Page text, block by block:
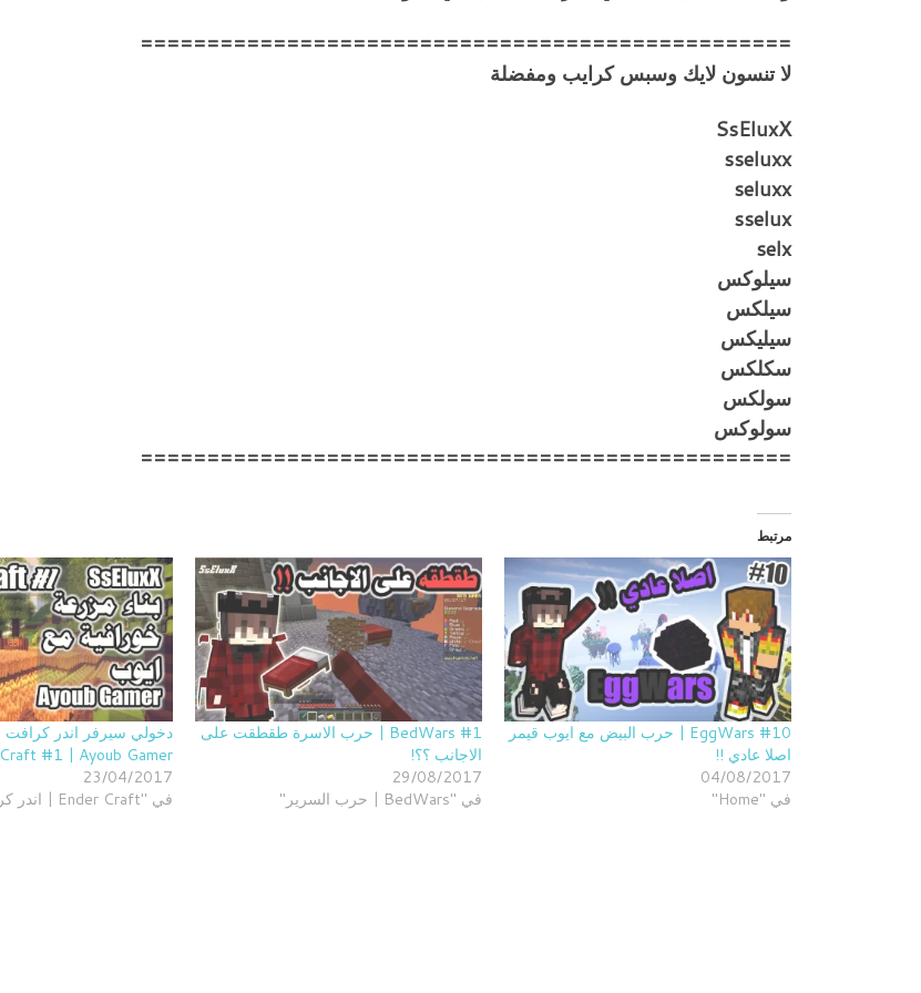
=================================================
لا تنسون لايك وسبس كرايب ومفضلة
SsEluxX
sseluxx
seluxx
sselux
selx
سيلوكس
سيلكس
سيليكس
سكلكس
سولكس
سولوكس
=================================================
مرتبط
EggWars #10 | حرب البيض مع ايوب قيمر
اصلا عادي !!
04/08/2017
في "Home"
BedWars #1 | حرب الاسرة طقطقت على
الاجانب ؟؟!
29/08/2017
في "BedWars | حرب السرير"
Craft #1 | Ayoub Gamer
23/04/2017
في "Ender Craft | اندر كرافت"